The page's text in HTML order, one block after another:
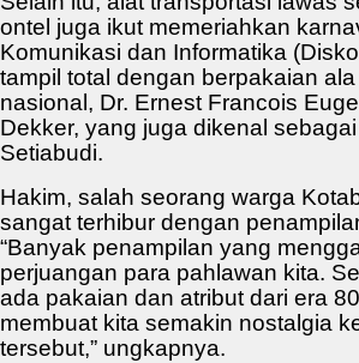
ontel juga ikut memeriahkan
Komunikasi dan Informatika
tampil total dengan berpakaian
nasional, Dr. Ernest Francois
Dekker, yang juga dikenal
Setiabudi.
Hakim, salah seorang warga
sangat terhibur dengan
“Banyak penampilan yang
perjuangan para pahlawan kita.
ada pakaian dan atribut dari era
membuat kita semakin nostalgia
tersebut,” ungkapnya.